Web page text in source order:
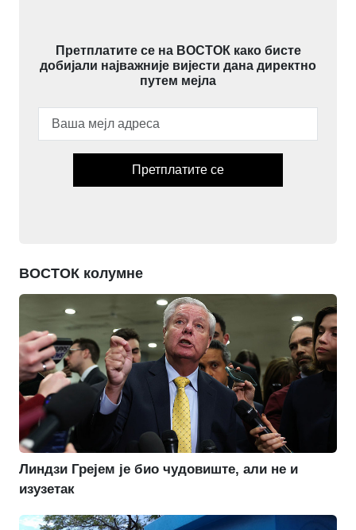
Претплатите се на ВОСТОК како бисте
добијали најважније вијести дана директно
путем мејла
Претплатите се
ВОСТОК колумне
Линдзи Грејем је био чудовиште, али не и
изузетак